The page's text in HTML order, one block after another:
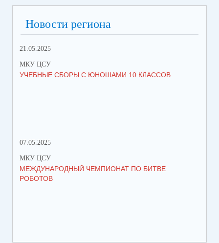
Новости региона
21.05.2025
МКУ ЦСУ
УЧЕБНЫЕ СБОРЫ С ЮНОШАМИ 10 КЛАССОВ
07.05.2025
МКУ ЦСУ
МЕЖДУНАРОДНЫЙ ЧЕМПИОНАТ ПО БИТВЕ
РОБОТОВ